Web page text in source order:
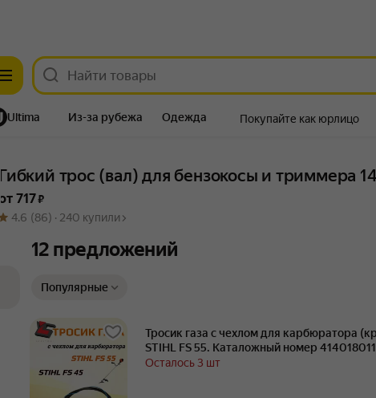
Ultima Из-за рубежа Одежда Покупайте как юрлицо
Гибкий трос (вал) для бензокосы и триммера
от 717 ₽
4.6 (86) · 240 купили
12 предложений
Популярные
Тросик газа с чехлом для карбюратора
STIHL FS 55. Каталожный номер
Осталось 3 шт